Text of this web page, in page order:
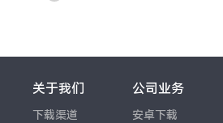
关于我们
下载渠道
公司业务
安卓下载